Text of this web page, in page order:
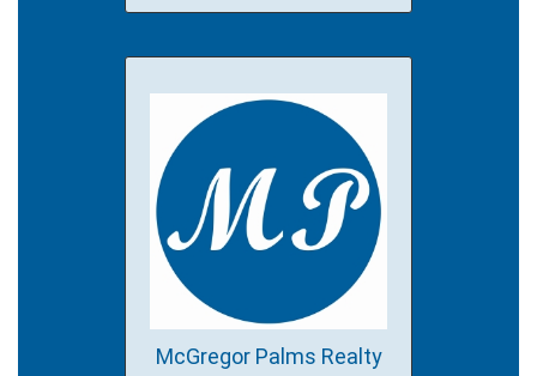
McGregor Palms Realty